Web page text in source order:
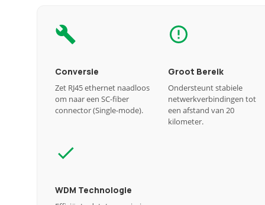
Conversie
Zet RJ45 ethernet naadloos
om naar een SC-fiber
connector (Single-mode).
Groot Bereik
Ondersteunt stabiele
netwerkverbindingen tot
een afstand van 20
kilometer.
WDM Technologie